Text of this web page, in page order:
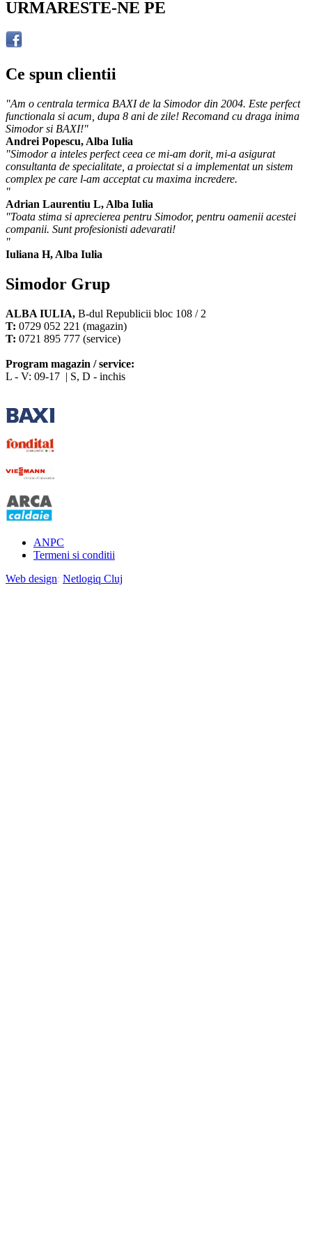
URMARESTE-NE PE
Ce spun clientii
"Am o centrala termica BAXI de la Simodor din 2004. Este perfect
functionala si acum, dupa 8 ani de zile! Recomand cu draga inima
Simodor si BAXI!"
Andrei Popescu, Alba Iulia
"Simodor a inteles perfect ceea ce mi-am dorit, mi-a asigurat
consultanta de specialitate, a proiectat si a implementat un sistem
complex pe care l-am acceptat cu maxima incredere.
"
Adrian Laurentiu L, Alba Iulia
"Toata stima si aprecierea pentru Simodor, pentru oamenii acestei
companii. Sunt profesionisti adevarati!
"
Iuliana H, Alba Iulia
Simodor Grup
ALBA IULIA, B-dul Republicii bloc 108 / 2
T: 0729 052 221 (magazin)
T: 0721 895 777 (service)
Program magazin / service:
L - V: 09-17 | S, D - inchis
ANPC
Termeni si conditii
Web design: Netlogiq Cluj